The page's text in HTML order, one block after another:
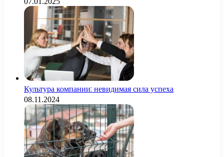
Культура компании: невидимая сила успеха
08.11.2024